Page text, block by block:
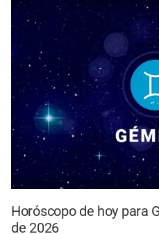
Horóscopo de hoy para
de 2026